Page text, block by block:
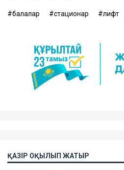
балалар стационар лифт
ҚАЗІР ОҚЫЛЫП ЖАТЫР